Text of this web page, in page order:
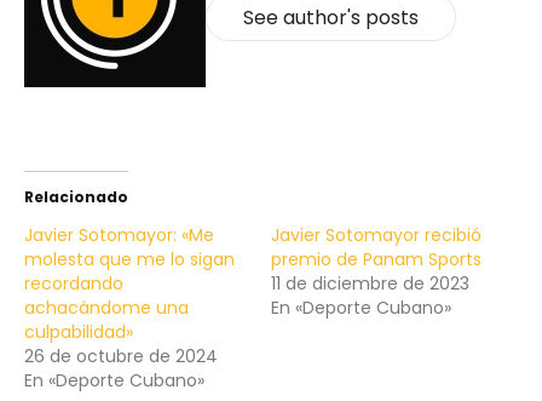
See author's posts
Relacionado
Javier Sotomayor: «Me
molesta que me lo sigan
recordando
achacándome una
culpabilidad»
26 de octubre de 2024
En «Deporte Cubano»
Javier Sotomayor recibió
premio de Panam Sports
11 de diciembre de 2023
En «Deporte Cubano»